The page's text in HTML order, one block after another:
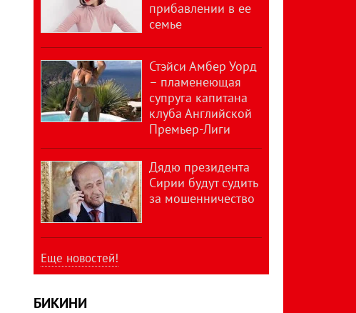
прибавлении в ее
семье
Стэйси Амбер Уорд
– пламенеющая
супруга капитана
клуба Английской
Премьер-Лиги
Дядю президента
Сирии будут судить
за мошенничество
Еще новостей!
БИКИНИ